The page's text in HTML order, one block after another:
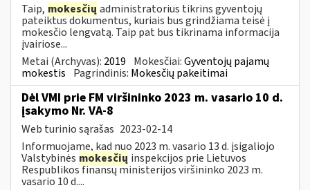
Taip, mokesčių administratorius tikrins gyventojų
pateiktus dokumentus, kuriais bus grindžiama teisė į
mokesčio lengvatą. Taip pat bus tikrinama informacija
įvairiose...
Metai (Archyvas): 2019 Mokesčiai:Gyventojų pajamų
mokestis Pagrindinis: Mokesčių pakeitimai
Dėl VMI prie FM viršininko 2023 m. vasario 10 d.
įsakymo Nr. VA-8
Web turinio sąrašas 2023-02-14
Informuojame, kad nuo 2023 m. vasario 13 d. įsigaliojo
Valstybinės mokesčių inspekcijos prie Lietuvos
Respublikos finansų ministerijos viršininko 2023 m.
vasario 10 d....